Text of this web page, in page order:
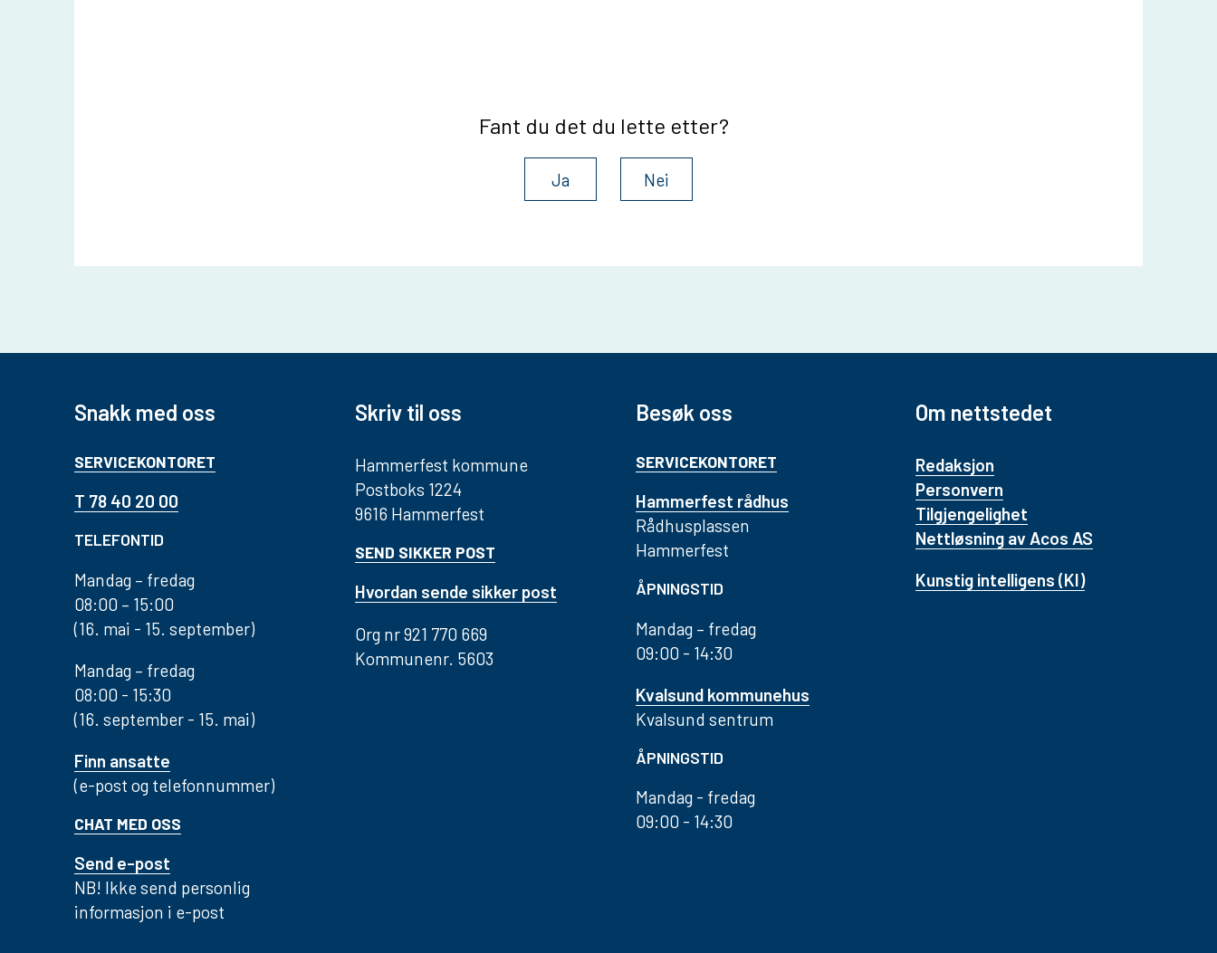
Fant du det du lette etter?
Ja Nei
Snakk med oss
SERVICEKONTORET
T 78 40 20 00
TELEFONTID
Mandag – fredag
08:00 – 15:00
(16. mai - 15. september)
Mandag – fredag
08:00 - 15:30
(16. september - 15. mai)
Finn ansatte
(e-post og telefonnummer)
CHAT MED OSS
Send e-post
NB! Ikke send personlig
informasjon i e-post
Skriv til oss
Hammerfest kommune
Postboks 1224
9616 Hammerfest
SEND SIKKER POST
Hvordan sende sikker post
Org nr 921 770 669
Kommunenr. 5603
Besøk oss
SERVICEKONTORET
Hammerfest rådhus
Rådhusplassen
Hammerfest
ÅPNINGSTID
Mandag – fredag
09:00 - 14:30
Kvalsund kommunehus
Kvalsund sentrum
ÅPNINGSTID
Mandag - fredag
09:00 - 14:30
Om nettstedet
Redaksjon
Personvern
Tilgjengelighet
Nettløsning av Acos AS
Kunstig intelligens (KI)